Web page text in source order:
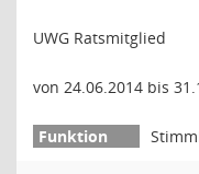
UWG Ratsmitglied
von 24.06.2014 bis